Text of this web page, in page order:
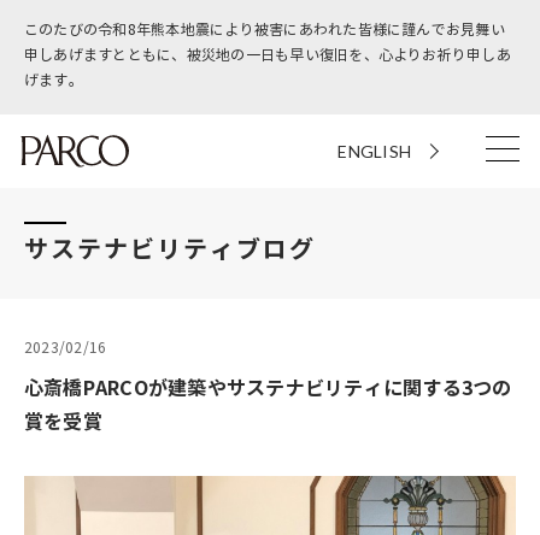
このたびの令和8年熊本地震により被害にあわれた皆様に謹んでお見舞い
申しあげますとともに、被災地の一日も早い復旧を、心よりお祈り申しあ
げます。
ENGLISH
サステナビリティブログ
2023/02/16
心斎橋PARCOが建築やサステナビリティに関する3つの
賞を受賞